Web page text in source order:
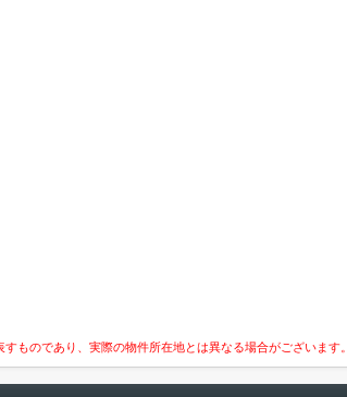
ものであり、実際の物件所在地とは異なる場合がございます。